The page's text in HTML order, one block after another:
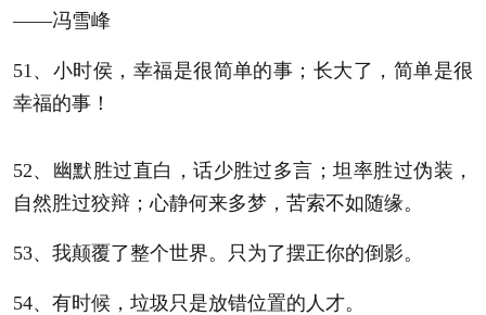
——冯雪峰
51、小时侯，幸福是很简单的事；长大了，简单是很
幸福的事！
52、幽默胜过直白，话少胜过多言；坦率胜过伪装，
自然胜过狡辩；心静何来多梦，苦索不如随缘。
53、我颠覆了整个世界。只为了摆正你的倒影。
54、有时候，垃圾只是放错位置的人才。